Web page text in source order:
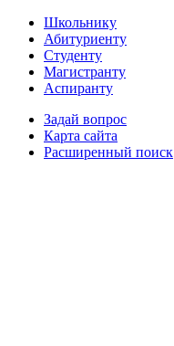
Школьнику
Абитуриенту
Студенту
Магистранту
Аспиранту
Задай вопрос
Карта сайта
Расширенный поиск